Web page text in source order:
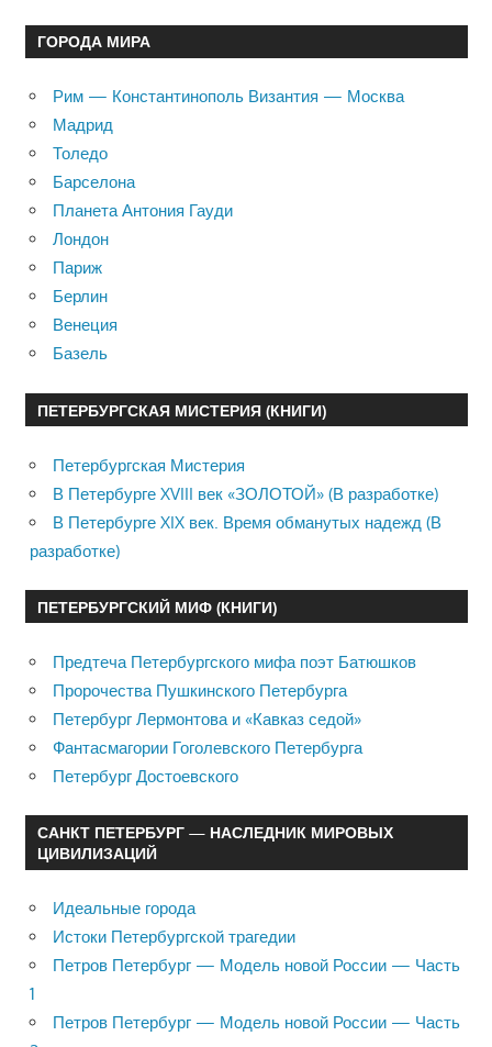
ГОРОДА МИРА
Рим — Константинополь Византия — Москва
Мадрид
Толедо
Барселона
Планета Антония Гауди
Лондон
Париж
Берлин
Венеция
Базель
ПЕТЕРБУРГСКАЯ МИСТЕРИЯ (КНИГИ)
Петербургская Мистерия
В Петербурге XVIII век «ЗОЛОТОЙ» (В разработке)
В Петербурге XIX век. Время обманутых надежд (В
разработке)
ПЕТЕРБУРГСКИЙ МИФ (КНИГИ)
Предтеча Петербургского мифа поэт Батюшков
Пророчества Пушкинского Петербурга
Петербург Лермонтова и «Кавказ седой»
Фантасмагории Гоголевского Петербурга
Петербург Достоевского
САНКТ ПЕТЕРБУРГ — НАСЛЕДНИК МИРОВЫХ
ЦИВИЛИЗАЦИЙ
Идеальные города
Истоки Петербургской трагедии
Петров Петербург — Модель новой России — Часть
1
Петров Петербург — Модель новой России — Часть